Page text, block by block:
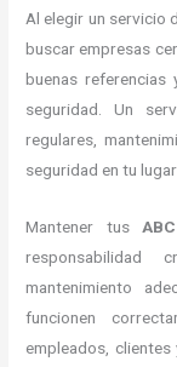
Al elegir un servicio
buscar empresas
buenas
seguridad. Un
regulares,
seguridad en tu
Mantener tus ABC
responsabilidad
mantenimiento
funcionen
empleados, clientes